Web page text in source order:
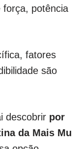
força, potência
fatores
são
descobrir por
da Mais Mu